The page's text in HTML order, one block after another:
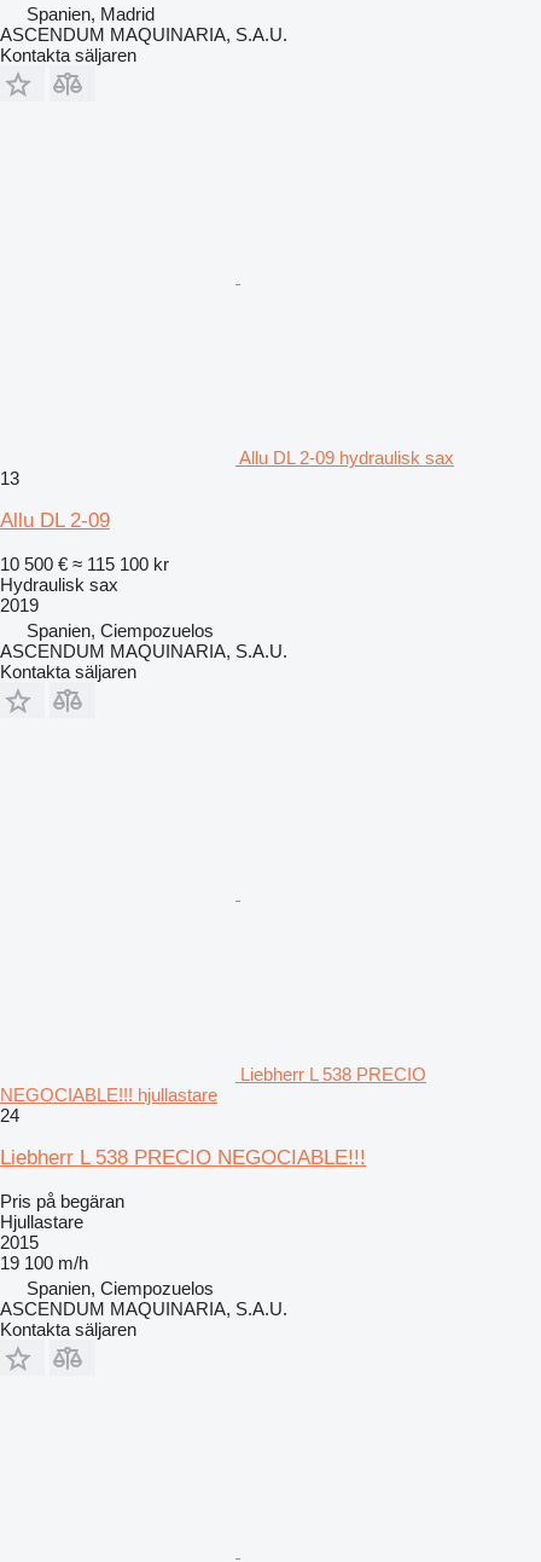
Spanien, Madrid
ASCENDUM MAQUINARIA, S.A.U.
Kontakta säljaren
Allu DL 2-09 hydraulisk sax
13
Allu DL 2-09
10 500 € ≈ 115 100 kr
Hydraulisk sax
2019
Spanien, Ciempozuelos
ASCENDUM MAQUINARIA, S.A.U.
Kontakta säljaren
Liebherr L 538 PRECIO
NEGOCIABLE!!! hjullastare
24
Liebherr L 538 PRECIO NEGOCIABLE!!!
Pris på begäran
Hjullastare
2015
19 100 m/h
Spanien, Ciempozuelos
ASCENDUM MAQUINARIA, S.A.U.
Kontakta säljaren